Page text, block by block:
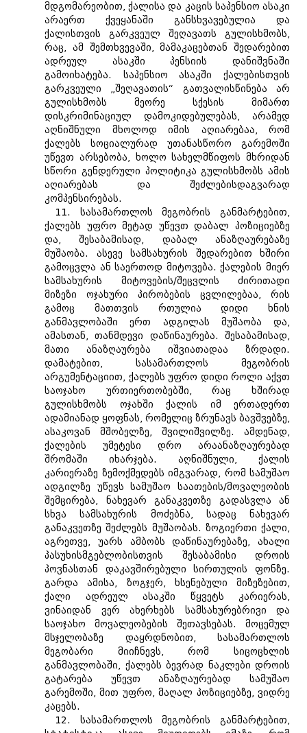
მდგომარეობით, ქალისა და კაცის საპენსიო ასაკი
არაერთ ქვეყანაში განსხვავებულია და
ქალისთვის გარკვეულ შეღავათს გულისხმობს,
რაც, ამ შემთხვევაში, მამაკაცებთან შედარებით
ადრეულ ასაკში პენსიის დანიშვნაში
გამოიხატება. საპენსიო ასაკში ქალებისთვის
გარკვეული „შეღავათის“ გათვალისწინება არ
გულისხმობს მეორე სქესის მიმართ
დისკრიმინაციულ დამოკიდებულებას, არამედ
აღნიშნული მხოლოდ იმის აღიარებაა, რომ
ქალებს სოციალურად უთანასწორო გარემოში
უწევთ არსებობა, ხოლო სახელმწიფოს მხრიდან
სწორი გენდერული პოლიტიკა გულისხმობს ამის
აღიარებას და შეძლებისდაგვარად
კომპენსირებას.
11. სასამართლოს მეგობრის განმარტებით,
ქალებს უფრო მეტად უწევთ დაბალ პოზიციებზე
და, შესაბამისად, დაბალ ანაზღაურებაზე
მუშაობა. ასევე სამსახურის შედარებით ხშირი
გამოცვლა ან საერთოდ მიტოვება. ქალების მიერ
სამსახურის მიტოვების/შეცვლის ძირითადი
მიზეზი ოჯახური პირობების ცვლილებაა, რის
გამოც მათთვის რთულია დიდი ხნის
განმავლობაში ერთ ადგილას მუშაობა და,
ამასთან, თანმდევი დაწინაურება. შესაბამისად,
მათი ანაზღაურება იშვიათადაა ზრდადი.
დამატებით, სასამართლოს მეგობრის
არგუმენტაციით, ქალებს უფრო დიდი როლი აქვთ
საოჯახო ურთიერთობებში, რაც ხშირად
გულისხმობს ოჯახში ქალის იმ ერთადერთ
ადამიანად ყოფნას, რომელიც ზრუნავს ბავშვებზე,
ასაკოვან მშობელზე, შვილიშვილზე. ამდენად,
ქალების უმეტესი დრო არაანაზღაურებად
შრომაში იხარჯება. აღნიშნული, ქალის
კარიერაზე ზემოქმედებს იმგვარად, რომ სამუშაო
ადგილზე უწევს სამუშაო საათების/მოვალეობის
შემცირება, ნახევარ განაკვეთზე გადასვლა ან
სხვა სამსახურის მოძებნა, სადაც ნახევარ
განაკვეთზე შეძლებს მუშაობას. ზოგიერთი ქალი,
აგრეთვე, უარს ამბობს დაწინაურებაზე, ახალი
პასუხისმგებლობისთვის შესაბამისი დროის
პოვნასთან დაკავშირებული სირთულის ფონზე.
გარდა ამისა, ზოგჯერ, ხსენებული მიზეზებით,
ქალი ადრეულ ასაკში წყვეტს კარიერას,
ვინაიდან ვერ ახერხებს სამსახურებრივი და
საოჯახო მოვალეობების შეთავსებას. მოცემულ
მსჯელობაზე დაყრდნობით, სასამართლოს
მეგობარი მიიჩნევს, რომ სიცოცხლის
განმავლობაში, ქალებს ბევრად ნაკლები დროის
გატარება უწევთ ანაზღაურებად სამუშაო
გარემოში, მით უფრო, მაღალ პოზიციებზე, ვიდრე
კაცებს.
12. სასამართლოს მეგობრის განმარტებით,